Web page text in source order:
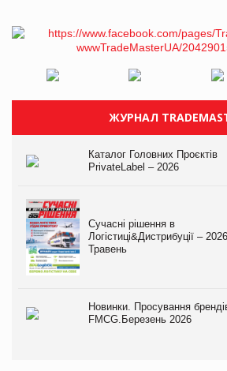
ЖУРНАЛ
Каталог Головних Проєктів
PrivateLabel – 2026
Сучасні рішення в
Логістиці&Дистрибуції –
Травень
Новинки. Просування
FMCG.Березень 2026